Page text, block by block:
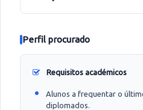
Perfil procurado
Requisitos académicos
Alunos a frequentar o
diplomados.